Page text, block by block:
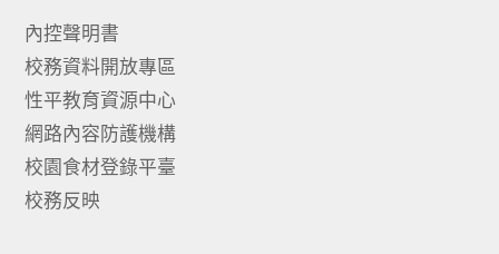
內控聲明書
校務資料開放專區
性平教育資源中心
網路內容防護機構
校園食材登錄平臺
校務反映